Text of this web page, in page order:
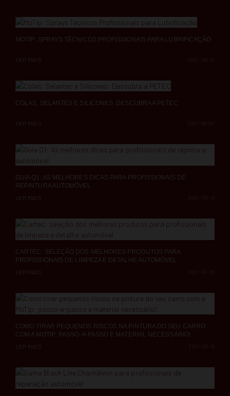
MOTIP: SPRAYS TÉCNICOS PROFISSIONAIS PARA LUBRIFICAÇÃO
VER MAIS
COLAS, SELANTES E SILICONES: DESCUBRA A PETEC
2021-09-07
VER MAIS
GUIA Q1: AS MELHORES DICAS PARA PROFISSIONAIS DE
REPINTURA AUTOMÓVEL
2021-08-13
VER MAIS
CARTEC: SELEÇÃO DOS MELHORES PRODUTOS PARA
PROFISSIONAIS DE LIMPEZA E DETALHE AUTOMÓVEL
2021-07-22
VER MAIS
COMO TIRAR PEQUENOS RISCOS NA PINTURA DO SEU CARRO
COM A MOTIP: PASSO-A-PASSO E MATERIAL NECESSÁRIO!
2021-07-19
VER MAIS